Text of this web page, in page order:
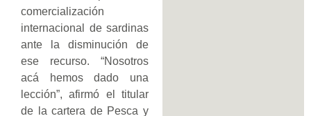
comercialización
internacional de sardinas
ante la disminución de
ese recurso. “Nosotros
acá hemos dado una
lección”, afirmó el titular
de la cartera de Pesca y